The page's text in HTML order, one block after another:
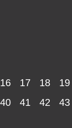
16 17 18 19
40 41 42 43